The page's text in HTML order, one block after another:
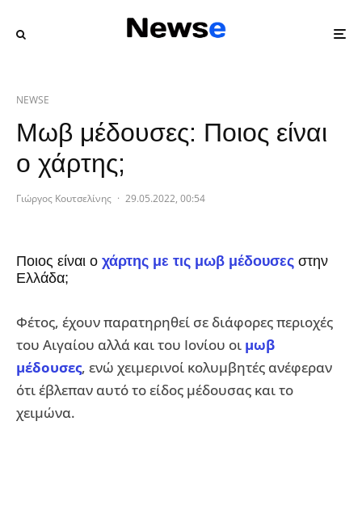
NEWSE
Μωβ μέδουσες: Ποιος είναι
ο χάρτης;
Γιώργος Κουτσελίνης · 29.05.2022, 00:54
Ποιος είναι ο χάρτης με τις μωβ μέδουσες στην
Ελλάδα;
Φέτος, έχουν παρατηρηθεί σε διάφορες περιοχές
του Αιγαίου αλλά και του Ιονίου οι μωβ
μέδουσες, ενώ χειμερινοί κολυμβητές ανέφεραν
ότι έβλεπαν αυτό το είδος μέδουσας και το
χειμώνα.